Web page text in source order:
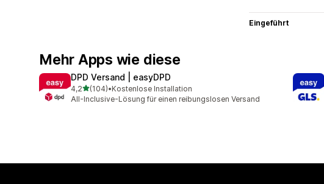
Eingeführt
Mehr Apps wie diese
DPD Versand | easyDPD
4,2von 5 Sternen
(104)
104 Rezensionen insgesamt
•Kostenlose Installation
All-Inclusive-Lösung für einen reibungslosen Versand